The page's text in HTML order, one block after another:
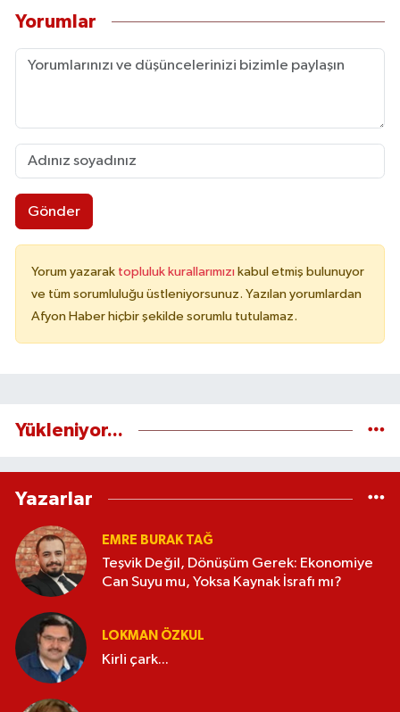
Yorumlar
Gönder
Yorum yazarak topluluk kurallarımızı kabul etmiş bulunuyor
ve tüm sorumluluğu üstleniyorsunuz. Yazılan yorumlardan
Afyon Haber hiçbir şekilde sorumlu tutulamaz.
Yükleniyor...
Yazarlar
EMRE BURAK TAĞ
Teşvik Değil, Dönüşüm Gerek: Ekonomiye
Can Suyu mu, Yoksa Kaynak İsrafı mı?
LOKMAN ÖZKUL
Kirli çark...